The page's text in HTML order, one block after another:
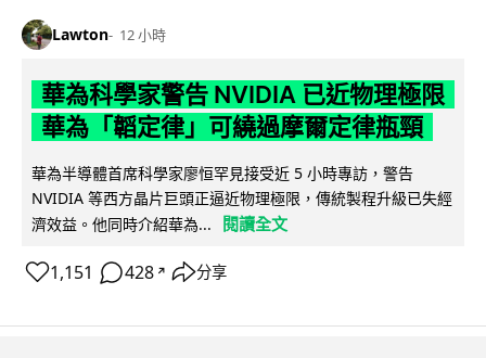
Lawton 12 小時
華為科學家警告 NVIDIA 已近物理極限
華為「韜定律」可繞過摩爾定律瓶頸
華為半導體首席科學家廖恒罕見接受近 5 小時專訪，警告
NVIDIA 等西方晶片巨頭正逼近物理極限，傳統製程升級已失經
濟效益。他同時介紹華為...
閱讀全文
1,151 428 ↗ 分享